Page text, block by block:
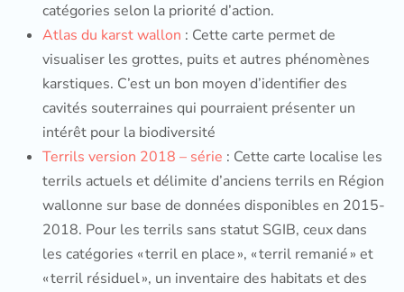
catégories selon la priorité d’action.
Atlas du karst wallon : Cette carte permet de
visualiser les grottes, puits et autres phénomènes
karstiques. C’est un bon moyen d’identifier des
cavités souterraines qui pourraient présenter un
intérêt pour la biodiversité
Terrils version 2018 – série : Cette carte localise les
terrils actuels et délimite d’anciens terrils en Région
wallonne sur base de données disponibles en 2015-
2018. Pour les terrils sans statut SGIB, ceux dans
les catégories « terril en place », « terril remanié » et
« terril résiduel », un inventaire des habitats et des